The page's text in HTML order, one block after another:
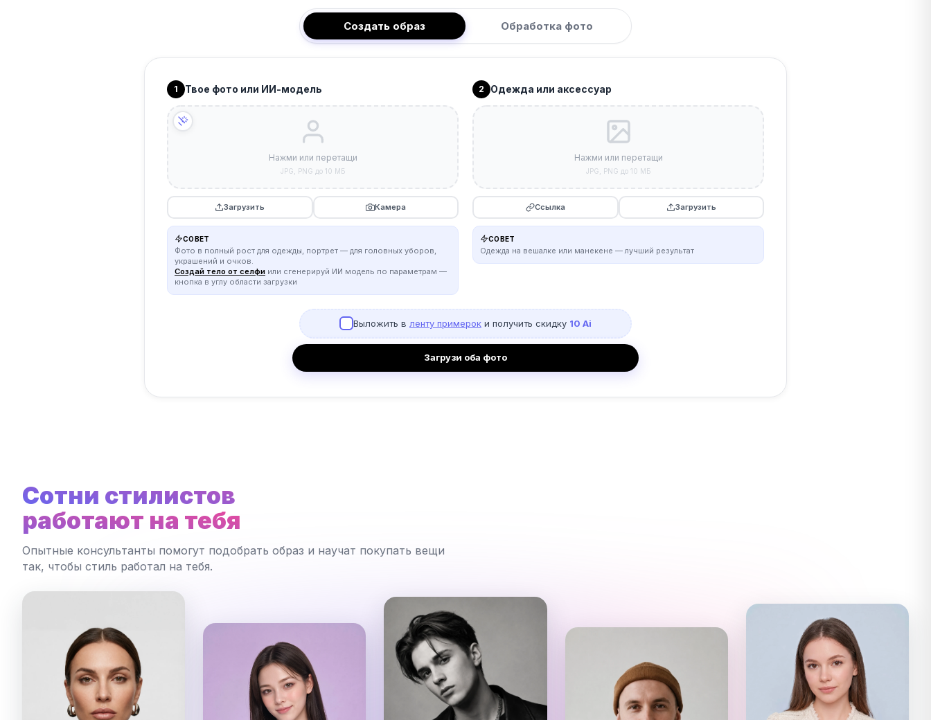
Создать образ Обработка фото
1 Твое фото или ИИ-модель
Нажми или перетащи
JPG, PNG до 10 МБ
Загрузить Камера
СОВЕТ
Фото в полный рост для одежды, портрет — для головных уборов,
украшений и очков.
Создай тело от селфи или сгенерируй ИИ модель по параметрам —
кнопка в углу области загрузки
2 Одежда или аксессуар
Нажми или перетащи
JPG, PNG до 10 МБ
Ссылка Загрузить
СОВЕТ
Одежда на вешалке или манекене — лучший результат
Выложить в ленту примерок и получить скидку 10 Ai
Загрузи оба фото
Сотни стилистов
работают на тебя
Опытные консультанты помогут подобрать образ и научат покупать вещи
так, чтобы стиль работал на тебя.